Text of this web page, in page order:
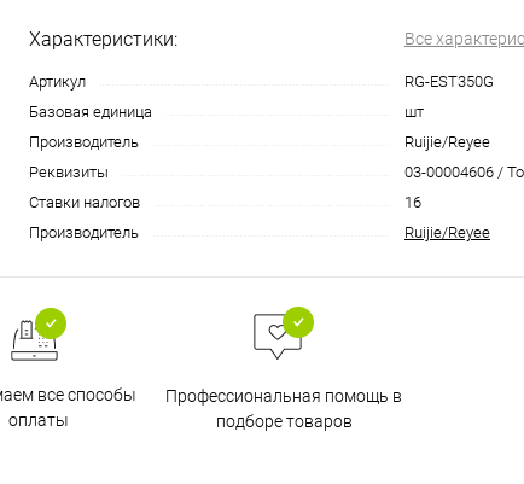
Характеристики: Все
Артикул
RG-EST350G
Базовая единица
шт
Производитель
Ruijie/Reyee
Реквизиты
03-00004606 /
Ставки налогов
16
Производитель
Ruijie/Reyee
все способы
оплаты
Профессиональная помощь в
подборе товаров